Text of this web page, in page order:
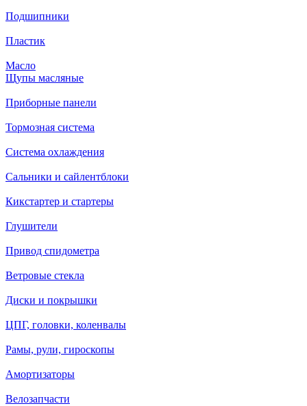
Подшипники
Пластик
Масло
Щупы масляные
Приборные панели
Тормозная система
Система охлаждения
Сальники и сайлентблоки
Кикстартер и стартеры
Глушители
Привод спидометра
Ветровые стекла
Диски и покрышки
ЦПГ, головки, коленвалы
Рамы, рули, гироскопы
Амортизаторы
Велозапчасти